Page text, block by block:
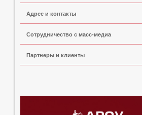
Адрес и контакты
Сoтрудничество с масс-медиа
Партнеры и клиенты